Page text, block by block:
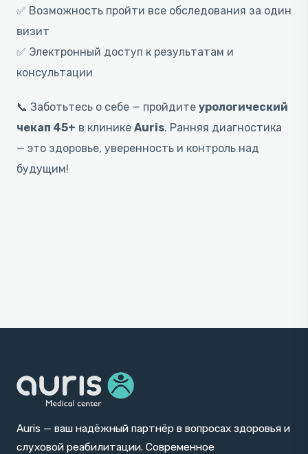
✅ Возможность пройти все обследования за один
визит
✅ Электронный доступ к результатам и
консультации
📞 Заботьтесь о себе — пройдите урологический
чекап 45+ в клинике Auris. Ранняя диагностика
— это здоровье, уверенность и контроль над
будущим!
Auris — ваш надёжный партнёр в вопросах здоровья и
слуховой реабилитации. Современное